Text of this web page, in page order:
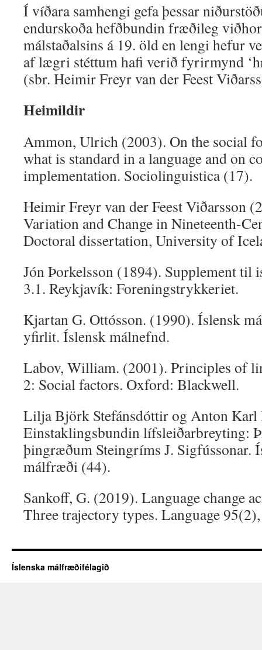
Í víðara samhengi gefa þessar
endurskoða hefðbundin fræðileg
málstaðalsins á 19. öld en lengi hefur
af lægri stéttum hafi verið fyrirmynd
(sbr. Heimir Freyr van der Feest
Heimildir
Ammon, Ulrich (2003). On the social
what is standard in a language and on
implementation. Sociolinguistica (17).
Heimir Freyr van der Feest Viðarsson
Variation and Change in Nineteenth-
Doctoral dissertation, University of
Jón Þorkelsson (1894). Supplement til
3.1. Reykjavík: Foreningstrykkeriet.
Kjartan G. Ottósson. (1990). Íslensk
yfirlit. Íslensk málnefnd.
Labov, William. (2001). Principles of
2: Social factors. Oxford: Blackwell.
Lilja Björk Stefánsdóttir og Anton Karl
Einstaklingsbundin lífsleiðarbreyting:
þingræðum Steingríms J. Sigfússonar.
málfræði (44).
Sankoff, G. (2019). Language change
Three trajectory types. Language
Íslenska málfræðifélagið